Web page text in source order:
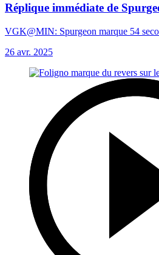
Réplique immédiate de
VGK@MIN: Spurgeon marque 54
26 avr. 2025